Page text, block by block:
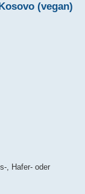
(vegan)
, Hafer- oder